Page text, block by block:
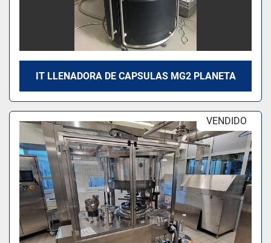
IT LLENADORA DE CAPSULAS MG2 PLANETA
VENDIDO